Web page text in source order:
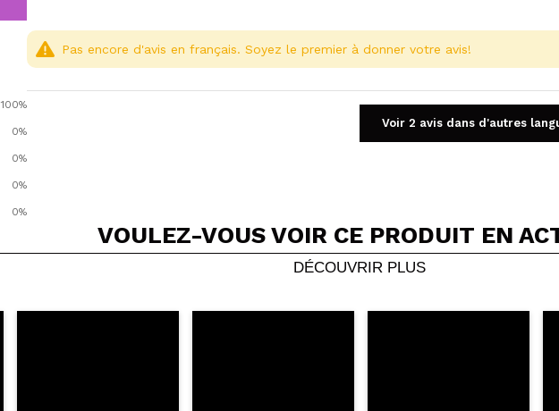
100%
0%
0%
0%
0%
Partager une vidéo ou une photo
Votre vidéo pourrait être la première. Imaginez...
5/
Pas encore d'avis en français. Soyez le premier à donner votre avis!
Voir 2 avis dans d'autres
VOULEZ-VOUS VOIR CE PRODUIT EN
DÉCOUVRIR PLUS